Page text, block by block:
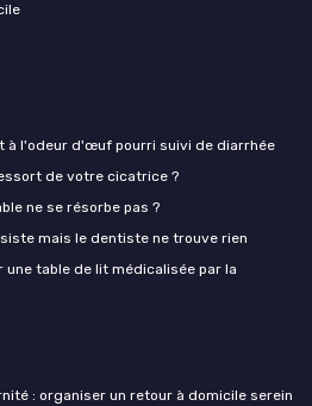
à l'odeur d'œuf pourri suivi de diarrhée
de votre cicatrice ?
ne se résorbe pas ?
mais le dentiste ne trouve rien
table de lit médicalisée par la
: organiser un retour à domicile serein